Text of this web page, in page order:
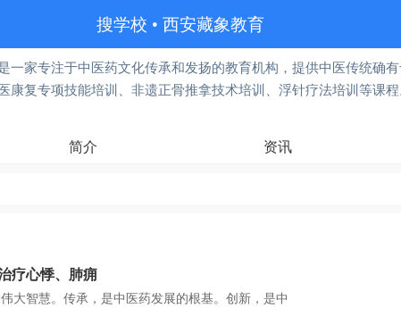
搜学校 • 西安藏象教育
一家专注于中医药文化传承和发扬的教育机构，提供中医传统确
康复专项技能培训、非遗正骨推拿技术培训、浮针疗法培训等课程
简介 资讯
疗心悸、肺痈
大智慧。传承，是中医药发展的根基。创新，是中